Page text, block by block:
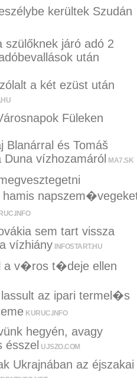
kerültek Szudán
szülőknek járó adó 2
után
a két ezüst után
Füleken
Blanárral és Tomáš
vízhozamáról
MA7.SK
sem tart vissza
vízhiány INFOSTART.HU
v�ros t�deje ellen
az ipari termel�s
KURUC.INFO
hegyén, avagy
ésszel UJSZO.COM
Ukrajnában az éjszakai